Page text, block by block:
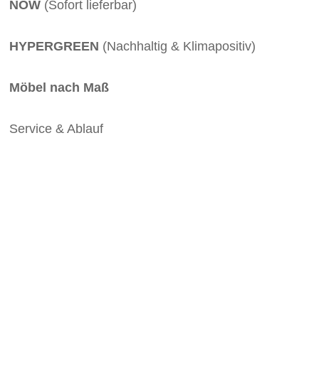
NOW (Sofort lieferbar)
HYPERGREEN (Nachhaltig & Klimapositiv)
Möbel nach Maß
Service & Ablauf